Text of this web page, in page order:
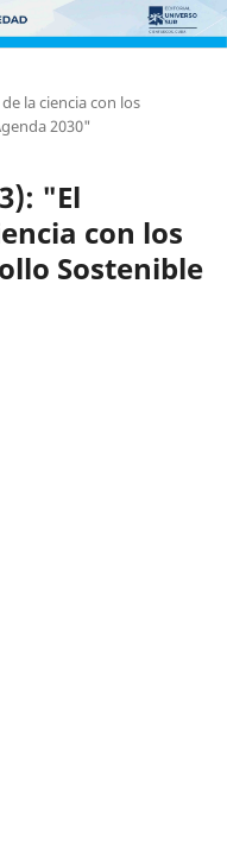
la ciencia con los
2030"
"El
con los
Sostenible